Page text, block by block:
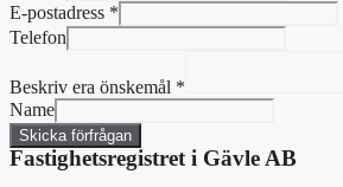
E-postadress *
Telefon
Beskriv era önskemål *
Name
Skicka förfrågan
Fastighetsregistret i Gävle AB